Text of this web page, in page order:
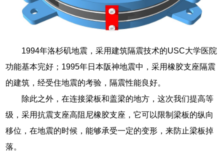
1994年洛杉矶地震，采用建筑隔震技术的USC大学医院
功能基本完好；1995年日本阪神地震中，采用橡胶支座隔震
的建筑，经受住地震的考验，隔震性能良好。
除此之外，在连接梁板和盖梁的地方，这次我们提高等
级，采用抗震支座高阻尼橡胶支座，它可以限制梁板的纵向
移位，在地震的时候，能够承受一定的变形，来防止梁板掉
落。